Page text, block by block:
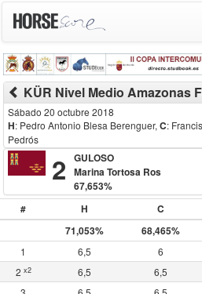
KÜR Nivel Medio Amazonas
Sábado 20 octubre 2018
H: Pedro Antonio Blesa Berenguer, C:
Pedrós
2
GULOSO
Marina Tortosa Ros
67,653%
#
H C
71,053%
68,465%
1 6,5 6
2 x2 6,5 6,5